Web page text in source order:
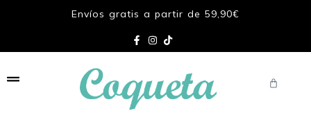
Envíos gratis a partir de 59,90€